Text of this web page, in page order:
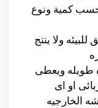
حسب كمية ونوع
ولا ينتج
طويله ويعطى
او اى
الخارجيه